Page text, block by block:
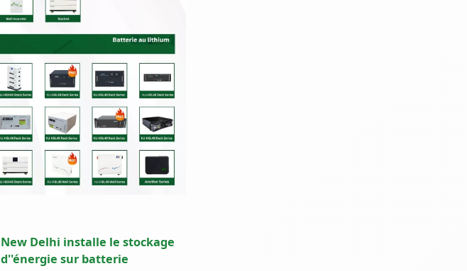
New Delhi installe le stockage
d''énergie sur batterie